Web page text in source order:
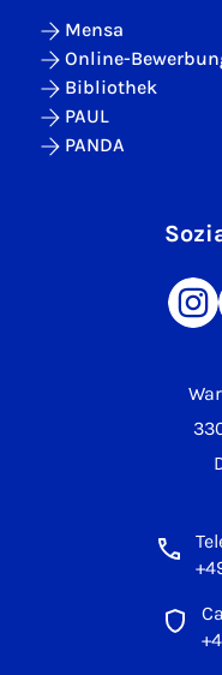
Mensa
Online-
Bibliothek
PAUL
PANDA